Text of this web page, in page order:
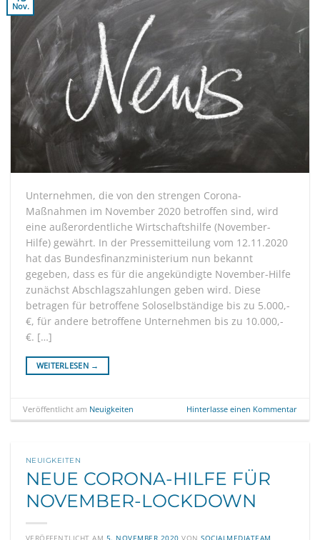
Nov.
Unternehmen, die von den strengen Corona-
Maßnahmen im November 2020 betroffen sind, wird
eine außerordentliche Wirtschaftshilfe (November-
Hilfe) gewährt. In der Pressemitteilung vom 12.11.2020
hat das Bundesfinanzministerium nun bekannt
gegeben, dass es für die angekündigte November-Hilfe
zunächst Abschlagszahlungen geben wird. Diese
betragen für betroffene Soloselbständige bis zu 5.000,-
€, für andere betroffene Unternehmen bis zu 10.000,-
€. […]
WEITERLESEN →
Veröffentlicht am Neuigkeiten Hinterlasse einen Kommentar
NEUIGKEITEN
NEUE CORONA-HILFE FÜR
NOVEMBER-LOCKDOWN